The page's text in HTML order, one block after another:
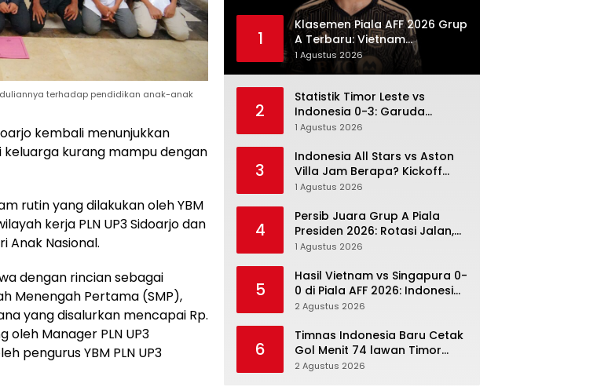
terhadap pendidikan anak-anak
kembali menunjukkan
kurang mampu dengan
rutin yang dilakukan oleh YBM
kerja PLN UP3 Sidoarjo dan
Anak Nasional.
dengan rincian sebagai
Menengah Pertama (SMP),
yang disalurkan mencapai Rp.
oleh Manager PLN UP3
pengurus YBM PLN UP3
1
Klasemen Piala AFF 2026 Grup
A Terbaru: Vietnam
Memimpin, Indonesia Turun ke
Posisi Tiga
1 Agustus 2026
2
Statistik Timor Leste vs
Indonesia 0-3: Garuda
Menang Besar Setelah
1 Agustus 2026
3
Indonesia All Stars vs Aston
Villa Jam Berapa? Kickoff
20.00 WIB dan Cara Nonton
1 Agustus 2026
4
Persib Juara Grup A Piala
Presiden 2026: Rotasi Jalan,
Tolic Punya Alasan untuk
1 Agustus 2026
5
Hasil Vietnam vs Singapura 0-
0 di Piala AFF 2026: Indonesia
Kini Punya Jalan Terbuka
2 Agustus 2026
6
Timnas Indonesia Baru Cetak
Gol Menit 74 lawan Timor
Leste: Sabar, Rotasi, lalu
2 Agustus 2026